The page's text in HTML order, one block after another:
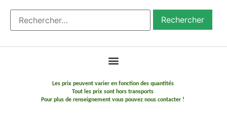
Les prix peuvent varier en fonction des quantités
Tout les prix sont hors transports
Pour plus de renseignement vous pouvez nous contacter !